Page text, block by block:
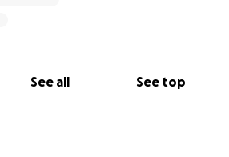
See all See top